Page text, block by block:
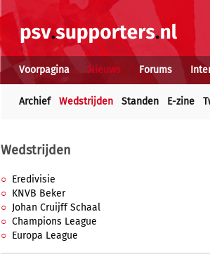
Voorpagina Nieuws Forums
Archief Wedstrijden Standen E-zine
Wedstrijden
Eredivisie
KNVB Beker
Johan Cruijff Schaal
Champions League
Europa League